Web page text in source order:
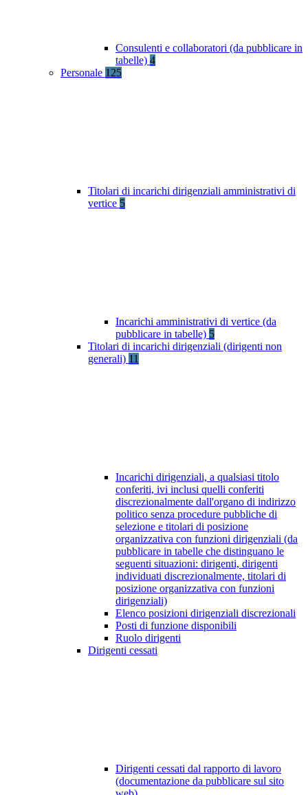
Consulenti e collaboratori (da pubblicare in
tabelle) 4
Personale 125
Titolari di incarichi dirigenziali amministrativi di
vertice 5
Incarichi amministrativi di vertice (da
pubblicare in tabelle) 5
Titolari di incarichi dirigenziali (dirigenti non
generali) 11
Incarichi dirigenziali, a qualsiasi titolo
conferiti, ivi inclusi quelli conferiti
discrezionalmente dall'organo di indirizzo
politico senza procedure pubbliche di
selezione e titolari di posizione
organizzativa con funzioni dirigenziali (da
pubblicare in tabelle che distinguano le
seguenti situazioni: dirigenti, dirigenti
individuati discrezionalmente, titolari di
posizione organizzativa con funzioni
dirigenziali)
Elenco posizioni dirigenziali discrezionali
Posti di funzione disponibili
Ruolo dirigenti
Dirigenti cessati
Dirigenti cessati dal rapporto di lavoro
(documentazione da pubblicare sul sito